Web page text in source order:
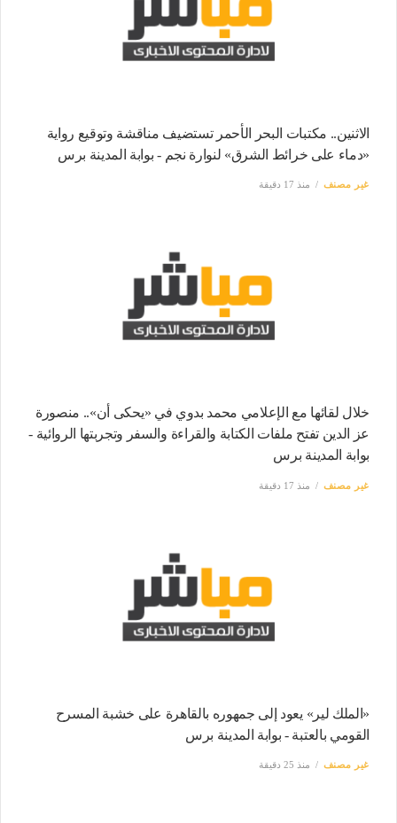
الاثنين.. مكتبات البحر الأحمر تستضيف مناقشة وتوقيع رواية
«دماء على خرائط الشرق» لنوارة نجم - بوابة المدينة برس
غير مصنف منذ 17 دقيقة
خلال لقائها مع الإعلامي محمد بدوي في «يحكى أن».. منصورة
عز الدين تفتح ملفات الكتابة والقراءة والسفر وتجربتها الروائية -
بوابة المدينة برس
غير مصنف منذ 17 دقيقة
«الملك لير» يعود إلى جمهوره بالقاهرة على خشبة المسرح
القومي بالعتبة - بوابة المدينة برس
غير مصنف منذ 25 دقيقة